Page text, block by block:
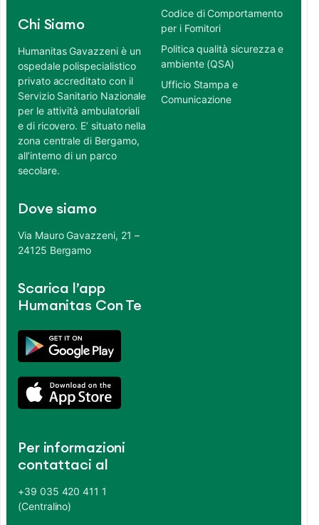
Chi Siamo
Humanitas Gavazzeni è un
ospedale polispecialistico
privato accreditato con il
Servizio Sanitario Nazionale
per le attività ambulatoriali
e di ricovero. E’ situato nella
zona centrale di Bergamo,
all’interno di un parco
secolare.
Dove siamo
Via Mauro Gavazzeni, 21 –
24125 Bergamo
Scarica l’app
Humanitas Con Te
Per informazioni
contattaci al
+39 035 420 411 1
(Centralino)
Codice di Comportamento
per i Fornitori
Politica qualità sicurezza e
ambiente (QSA)
Ufficio Stampa e
Comunicazione